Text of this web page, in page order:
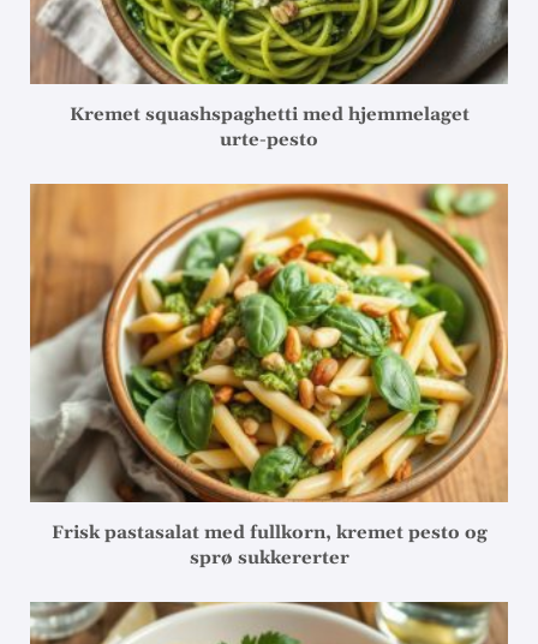
Kremet squashspaghetti med hjemmelaget
urte-pesto
Frisk pastasalat med fullkorn, kremet pesto og
sprø sukkererter